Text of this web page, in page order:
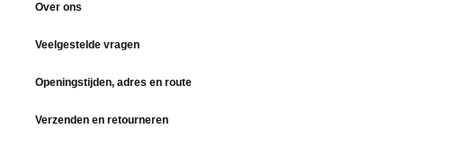
Over ons
Veelgestelde vragen
Openingstijden, adres en route
Verzenden en retourneren